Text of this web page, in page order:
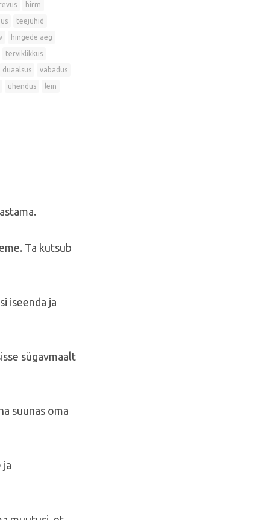
hirm
teejuhid
hingede aeg
terviklikkus
duaalsus vabadus
ühendus lein
Ta kutsub
iseenda ja
sügavmaalt
suunas oma
ja